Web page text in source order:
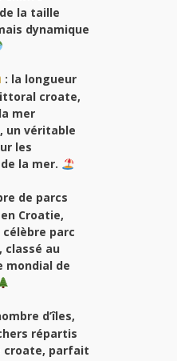
la taille
dynamique
: la longueur
croate,
mer
un véritable
les
la mer.
de parcs
Croatie,
parc
classé au
mondial de
d’îles,
répartis
croate, parfait